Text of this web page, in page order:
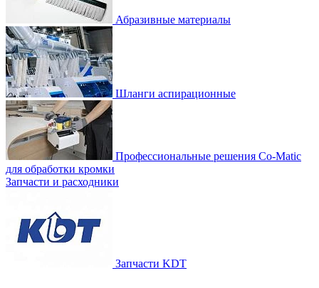
Абразивные материалы
Шланги аспирационные
Профессиональные решения Co-Matic
для обработки кромки
Запчасти и расходники
Запчасти KDT